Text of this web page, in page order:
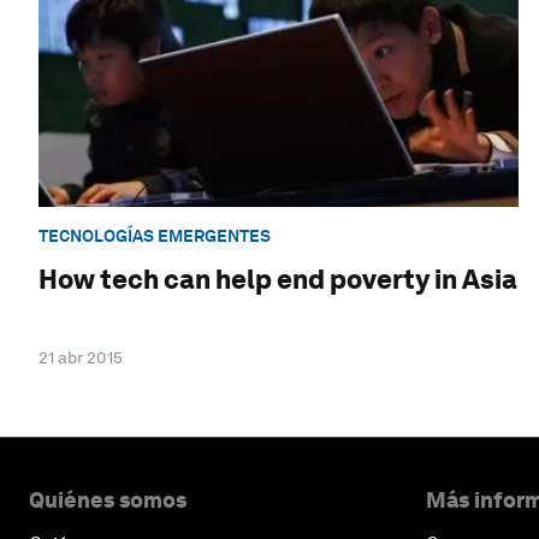
TECNOLOGÍAS EMERGENTES
How tech can help end poverty in Asia
21 abr 2015
Quiénes somos Más